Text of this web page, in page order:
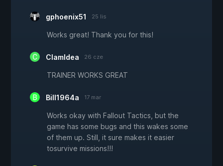
gphoenix51 25 lis
Works great! Thank you for this!
ClamIdea 26 cze
TRAINER WORKS GREAT
Bill1964a 17 mar
Works okay with Fallout Tactics, but the
game has some bugs and this wakes some
of them up. Still, it sure makes it easier
tosurvive missions!!!